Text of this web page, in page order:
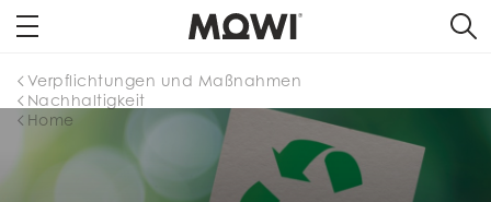
Home
Nachhaltigkeit
Verpflichtungen und Maßnahmen